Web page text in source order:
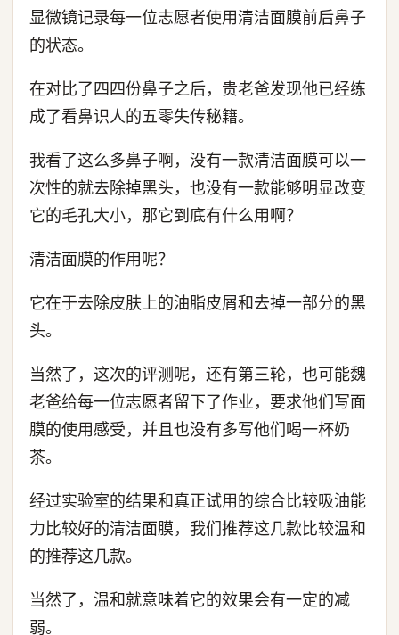
显微镜记录每一位志愿者使用清洁面膜前后鼻子
的状态。
在对比了四四份鼻子之后，贵老爸发现他已经练
成了看鼻识人的五零失传秘籍。
我看了这么多鼻子啊，没有一款清洁面膜可以一
次性的就去除掉黑头，也没有一款能够明显改变
它的毛孔大小，那它到底有什么用啊？
清洁面膜的作用呢？
它在于去除皮肤上的油脂皮屑和去掉一部分的黑
头。
当然了，这次的评测呢，还有第三轮，也可能魏
老爸给每一位志愿者留下了作业，要求他们写面
膜的使用感受，并且也没有多写他们喝一杯奶
茶。
经过实验室的结果和真正试用的综合比较吸油能
力比较好的清洁面膜，我们推荐这几款比较温和
的推荐这几款。
当然了，温和就意味着它的效果会有一定的减
弱。